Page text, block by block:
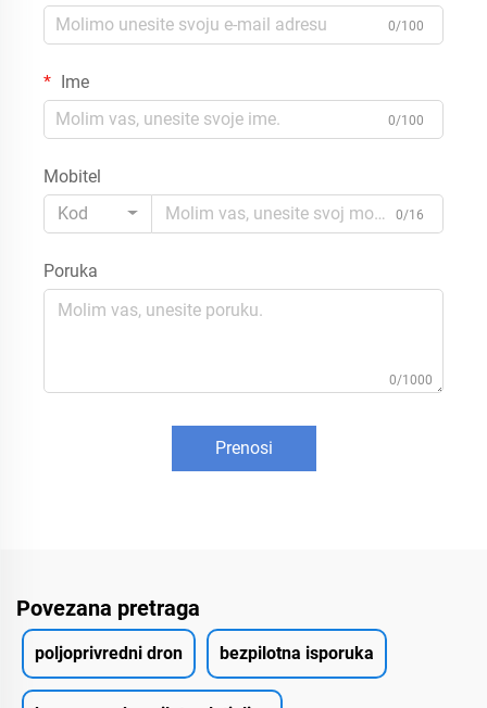
0/100
Ime
0/100
Mobitel
Kod
0/16
Poruka
0/1000
Prenosi
Povezana pretraga
poljoprivredni dron bezpilotna isporuka